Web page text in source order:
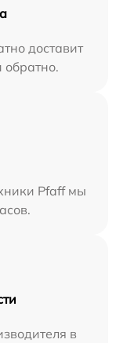
доставит
обратно.
Pfaff мы
в